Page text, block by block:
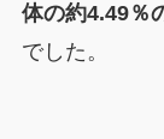
体の約4.49％
でした。